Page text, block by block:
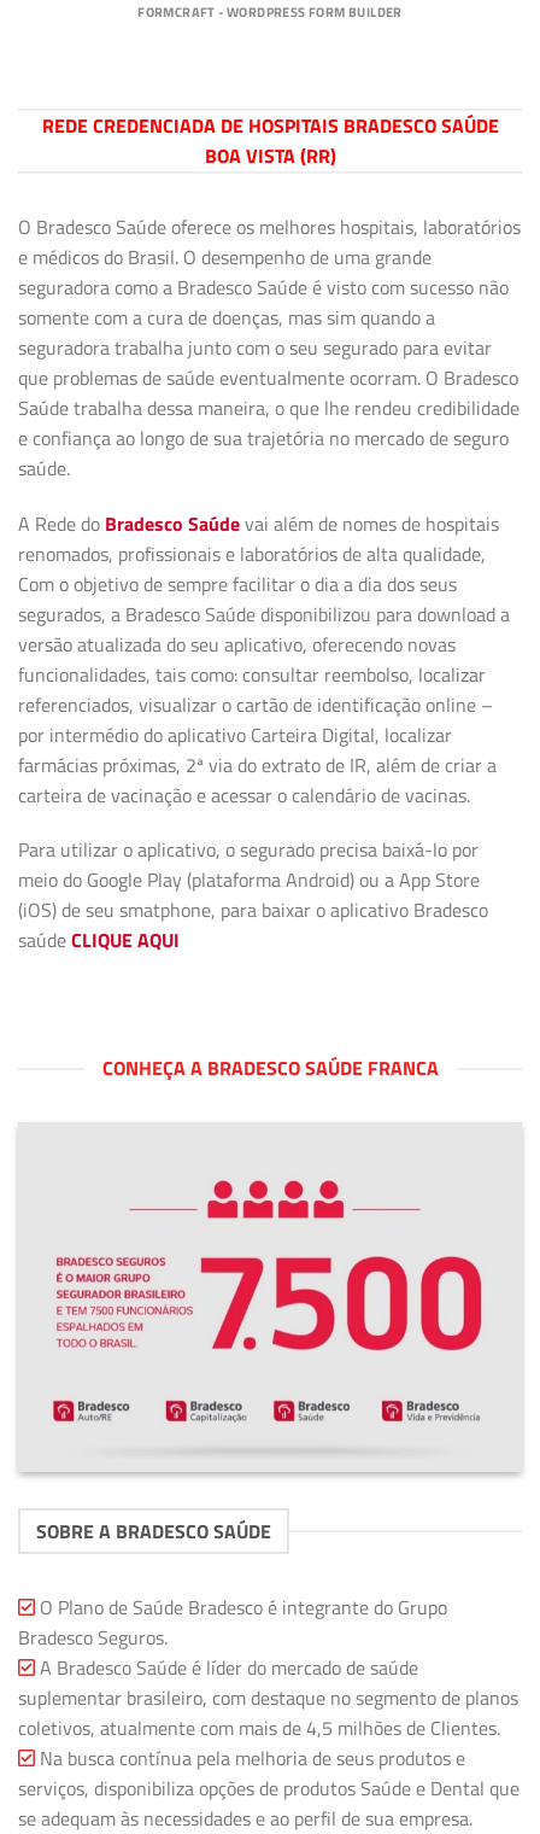
FORMCRAFT - WORDPRESS FORM BUILDER
REDE CREDENCIADA DE HOSPITAIS BRADESCO SAÚDE
BOA VISTA (RR)
O Bradesco Saúde oferece os melhores hospitais, laboratórios
e médicos do Brasil. O desempenho de uma grande
seguradora como a Bradesco Saúde é visto com sucesso não
somente com a cura de doenças, mas sim quando a
seguradora trabalha junto com o seu segurado para evitar
que problemas de saúde eventualmente ocorram. O Bradesco
Saúde trabalha dessa maneira, o que lhe rendeu credibilidade
e confiança ao longo de sua trajetória no mercado de seguro
saúde.
A Rede do Bradesco Saúdevai além de nomes de hospitais
renomados, profissionais e laboratórios de alta qualidade,
Com o objetivo de sempre facilitar o dia a dia dos seus
segurados, a Bradesco Saúde disponibilizou para download a
versão atualizada do seu aplicativo, oferecendo novas
funcionalidades, tais como: consultar reembolso, localizar
referenciados, visualizar o cartão de identificação online –
por intermédio do aplicativo Carteira Digital, localizar
farmácias próximas, 2ª via do extrato de IR, além de criar a
carteira de vacinação e acessar o calendário de vacinas.
Para utilizar o aplicativo, o segurado precisa baixá-lo por
meio do Google Play (plataforma Android) ou a App Store
(iOS) de seu smatphone, para baixar o aplicativo Bradesco
saúdeCLIQUE AQUI
CONHEÇA A BRADESCO SAÚDE FRANCA
SOBRE A BRADESCO SAÚDE
O Plano de Saúde Bradesco é integrante do Grupo
Bradesco Seguros.
A Bradesco Saúde é líder do mercado de saúde
suplementar brasileiro, com destaque no segmento de planos
coletivos, atualmente com mais de 4,5 milhões de Clientes.
Na busca contínua pela melhoria de seus produtos e
serviços, disponibiliza opções de produtos Saúde e Dental que
se adequam às necessidades e ao perfil de sua empresa.